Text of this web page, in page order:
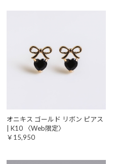
オニキス ゴールド リボン ピアス
| K10 〈Web限定〉
￥15,950